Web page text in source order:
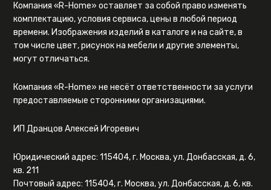
Компания «R-Home» оставляет за собой право изменять
комплектацию, условия сервиса, цены в любой период
времени. Изображения изделий в каталоге и на сайте, в
том числе цвет, рисунок на мебели и другие элементы,
могут отличаться.
Компания «R-Home» не несёт ответственности за услуги
предоставляемые сторонними организациями.
ИП Дранцов Алексей Игоревич
Юридический адрес: 115404, г. Москва, ул. Донбасская, д. 6,
кв. 211
Почтовый адрес: 115404, г. Москва, ул. Донбасская, д. 6, кв.